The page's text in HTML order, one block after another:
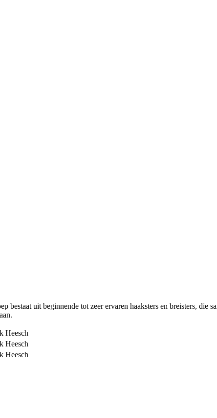
bestaat uit beginnende tot zeer ervaren haaksters en breisters,
Heesch
Heesch
Heesch